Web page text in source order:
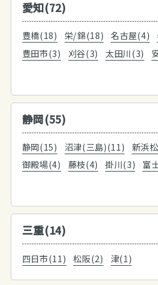
愛知(72)
豊橋(18) 栄/錦(18) 名古屋(4)
豊田市(3)
刈谷(3) 太田川(3)
静岡(55)
静岡(15) 沼津(三島)(11) 新浜
御殿場(4)
藤枝(4) 掛川(3)
富
三重(14)
四日市(11) 松阪(2) 津(1)